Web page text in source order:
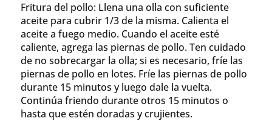
Fritura del pollo: Llena una olla con suficiente
aceite para cubrir 1/3 de la misma. Calienta el
aceite a fuego medio. Cuando el aceite esté
caliente, agrega las piernas de pollo. Ten cuidado
de no sobrecargar la olla; si es necesario, fríe las
piernas de pollo en lotes. Fríe las piernas de pollo
durante 15 minutos y luego dale la vuelta.
Continúa friendo durante otros 15 minutos o
hasta que estén doradas y crujientes.